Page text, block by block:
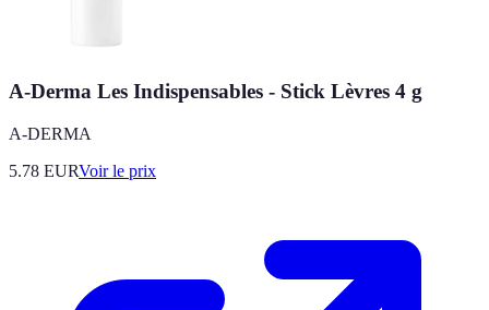
A-Derma Les Indispensables - Stick Lèvres 4 g
A-DERMA
5.78 EURVoir le prix